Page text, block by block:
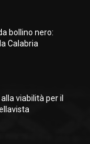
bollino nero:
Calabria
viabilità per il